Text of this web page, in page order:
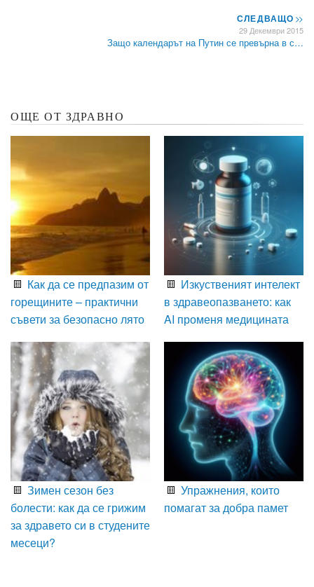
СЛЕДВАЩО>>
29 Декември 2015
Защо календарът на Путин се превърна в с…
ОЩЕ ОТ ЗДРАВНО
Как да се предпазим от
горещините – практични
съвети за безопасно лято
Изкуственият интелект
в здравеопазването: как
AI променя медицината
Зимен сезон без
болести: как да се грижим
за здравето си в студените
месеци?
Упражнения, които
помагат за добра памет